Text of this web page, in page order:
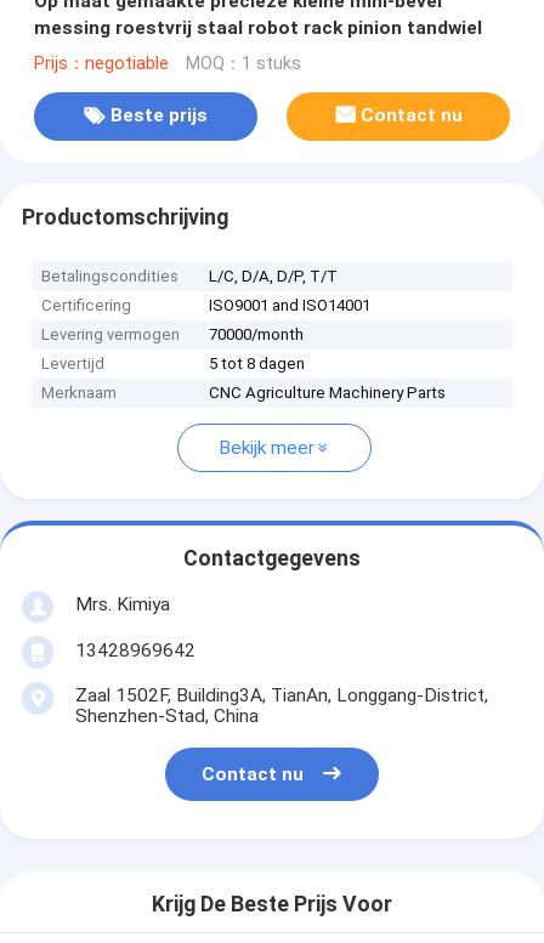
messing roestvrij staal robot rack pinion tandwiel
Prijs：negotiable MOQ：1 stuks
Beste prijs Contact nu
Productomschrijving
Betalingscondities
L/C, D/A, D/P, T/T
Certificering
ISO9001 and ISO14001
Levering vermogen
70000/month
Levertijd
5 tot 8 dagen
Merknaam
CNC Agriculture Machinery Parts
Bekijk meer
Contactgegevens
Mrs. Kimiya
13428969642
Zaal 1502F, Building3A, TianAn, Longgang-District,
Shenzhen-Stad, China
Contact nu
Krijg De Beste Prijs Voor